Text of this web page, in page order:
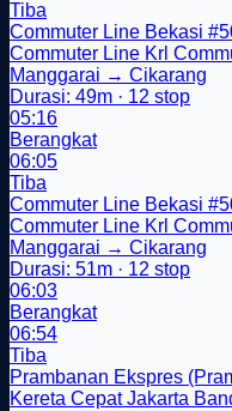
Tiba
Commuter Line Bekasi
Commuter Line Krl
Manggarai → Cikarang
Durasi: 49m · 12 stop
05:16
Berangkat
06:05
Tiba
Commuter Line Bekasi
Commuter Line Krl
Manggarai → Cikarang
Durasi: 51m · 12 stop
06:03
Berangkat
06:54
Tiba
Prambanan Ekspres
Kereta Cepat Jakarta